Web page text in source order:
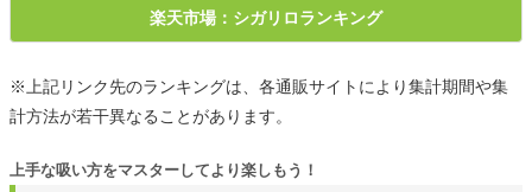
楽天市場：シガリロランキング
※上記リンク先のランキングは、各通販サイトにより集計期間や集
計方法が若干異なることがあります。
上手な吸い方をマスターしてより楽しもう！